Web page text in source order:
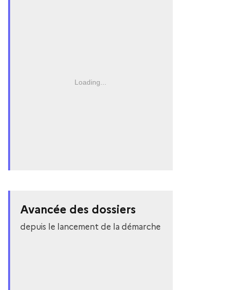
Loading...
Avancée des dossiers
depuis le lancement de la démarche